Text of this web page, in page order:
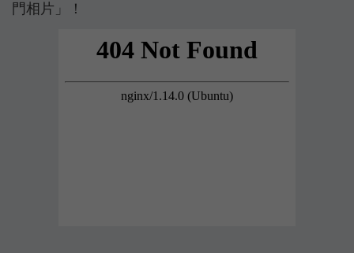
門相片」！